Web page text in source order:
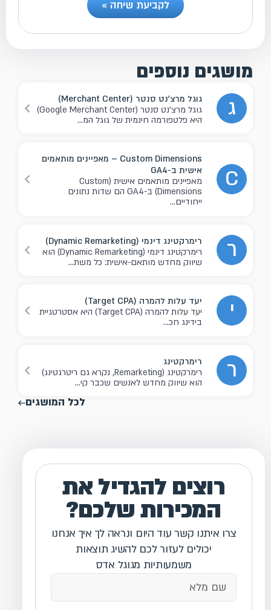
לקביעת שיחה »
מושגים נוספים
ג
גוגל מרצ'נט סנטר (Merchant Center)
גוגל מרצ'נט סנטר (Google Merchant Center)
היא פלטפורמה חינמית של גוגל המ...
C
Custom Dimensions – מאפיינים מותאמים
אישית ב-GA4
מאפיינים מותאמים אישית (Custom
Dimensions) ב-GA4 הם שדות נתונים
ייחודיים...
ר
רימרקטינג דינמי (Dynamic Remarketing)
רימרקטינג דינמי (Dynamic Remarketing) הוא
שיווק מחדש מותאם-אישית: כל משת...
י
יעד עלות להמרה (Target CPA)
יעד עלות להמרה (Target CPA) היא אסטרטגיית
בידינג חכ...
ר
רימרקטינג
רימרקטינג (Remarketing, נקרא גם ריטרגטינג)
הוא שיווק מחדש לאנשים שכבר קי...
לכל המושגים
רוצים להגדיל את
המכירות שלכם?
צרו איתנו קשר עוד היום ונראה לך איך אנחנו
יכולים לעזור לכם להשיג תוצאות
משמעותיות מגוגל אדס